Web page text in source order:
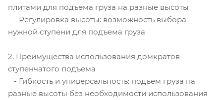
плитами для подъема груза на разные высоты
- Регулировка высоты: возможность выбора
нужной ступени для подъема груза
2. Преимущества использования домкратов
ступенчатого подъема
- Гибкость и универсальность: подъем груза на
разные высоты без необходимости использования